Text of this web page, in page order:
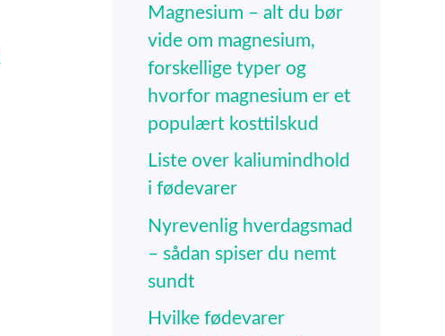
Magnesium – alt du bør
vide om magnesium,
forskellige typer og
hvorfor magnesium er et
populært kosttilskud
Liste over kaliumindhold
i fødevarer
Nyrevenlig hverdagsmad
– sådan spiser du nemt
sundt
Hvilke fødevarer